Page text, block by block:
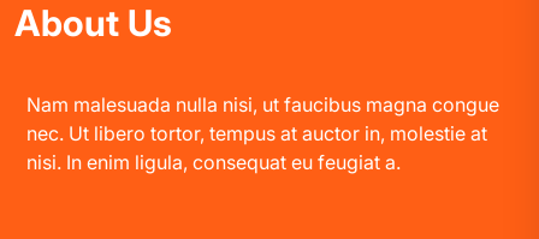
About Us
Nam malesuada nulla nisi, ut faucibus magna congue
nec. Ut libero tortor, tempus at auctor in, molestie at
nisi. In enim ligula, consequat eu feugiat a.